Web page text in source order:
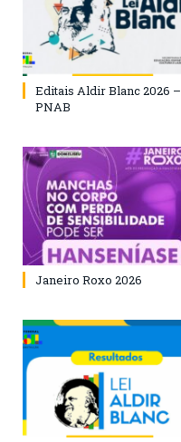
Editais Aldir Blanc 2026 –
PNAB
Janeiro Roxo 2026